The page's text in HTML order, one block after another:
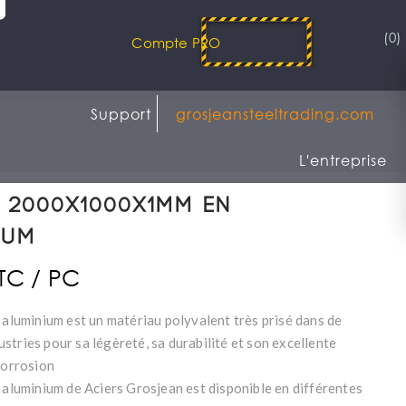
Compte PRO (0)
grosjeansteeltrading.com
Support
L'entreprise
en
/ PC
est un matériau polyvalent très prisé dans de
pour sa légèreté, sa durabilité et son excellente
de Aciers Grosjean est disponible en différentes